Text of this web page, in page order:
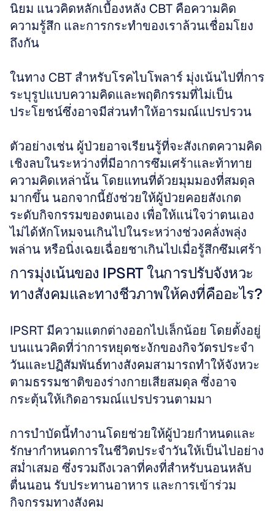
นิยม แนวคิดหลักเบื้องหลัง CBT คือความคิด
ความรู้สึก และการกระทำของเราล้วนเชื่อมโยง
ถึงกัน
ในทาง CBT สำหรับโรคไบโพลาร์ มุ่งเน้นไปที่การ
ระบุรูปแบบความคิดและพฤติกรรมที่ไม่เป็น
ประโยชน์ซึ่งอาจมีส่วนทำให้อารมณ์แปรปรวน
ตัวอย่างเช่น ผู้ป่วยอาจเรียนรู้ที่จะสังเกตความคิด
เชิงลบในระหว่างที่มีอาการซึมเศร้าและท้าทาย
ความคิดเหล่านั้น โดยแทนที่ด้วยมุมมองที่สมดุล
มากขึ้น นอกจากนี้ยังช่วยให้ผู้ป่วยคอยสังเกต
ระดับกิจกรรมของตนเอง เพื่อให้แน่ใจว่าตนเอง
ไม่ได้หักโหมจนเกินไปในระหว่างช่วงคลั่งพลุ่ง
พล่าน หรือนิ่งเฉยเฉื่อยชาเกินไปเมื่อรู้สึกซึมเศร้า
การมุ่งเน้นของ IPSRT ในการปรับจังหวะ
ทางสังคมและทางชีวภาพให้คงที่คืออะไร?
IPSRT มีความแตกต่างออกไปเล็กน้อย โดยตั้งอยู่
บนแนวคิดที่ว่าการหยุดชะงักของกิจวัตรประจำ
วันและปฏิสัมพันธ์ทางสังคมสามารถทำให้จังหวะ
ตามธรรมชาติของร่างกายเสียสมดุล ซึ่งอาจ
กระตุ้นให้เกิดอารมณ์แปรปรวนตามมา
การบำบัดนี้ทำงานโดยช่วยให้ผู้ป่วยกำหนดและ
รักษากำหนดการในชีวิตประจำวันให้เป็นไปอย่าง
สม่ำเสมอ ซึ่งรวมถึงเวลาที่คงที่สำหรับนอนหลับ
ตื่นนอน รับประทานอาหาร และการเข้าร่วม
กิจกรรมทางสังคม